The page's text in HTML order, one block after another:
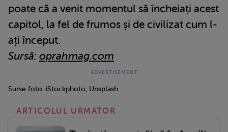
poate că a venit momentul să încheiați acest
capitol, la fel de frumos și de civilizat cum l-
ați început.
Sursă: oprahmag.com
Surse foto: iStockphoto, Unsplash
ARTICOLUL URMATOR